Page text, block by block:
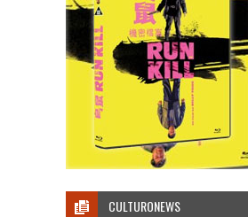
CULTURONEWS